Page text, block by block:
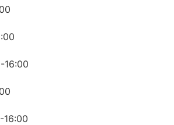
16:00
16:00